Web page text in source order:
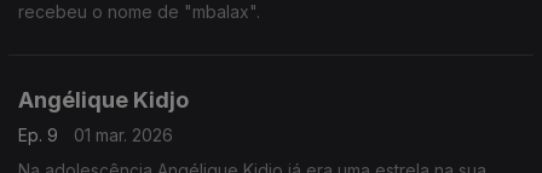
recebeu o nome de "mbalax".
Angélique Kidjo
Ep. 9
01 mar. 2026